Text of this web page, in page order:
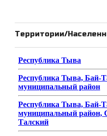
Территории/